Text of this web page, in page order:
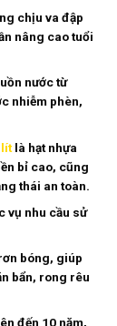
chịu va đập
nâng cao tuổi
nước từ
nhiễm phèn,
lítlà hạt nhựa
bỉ cao, cũng
thái an toàn.
vụ nhu cầu sử
bóng, giúp
bẩn, rong rêu
đến 10 năm,